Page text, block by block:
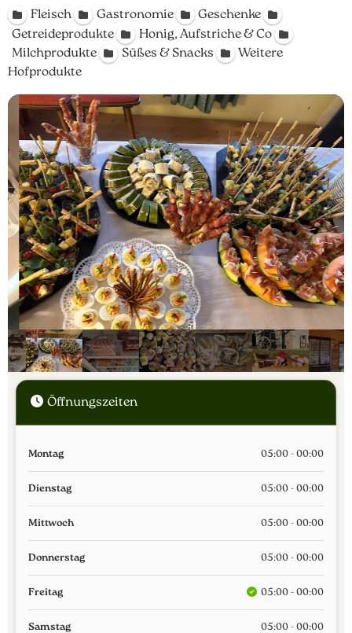
Fleisch Gastronomie
Geschenke
Getreideprodukte
Honig, Aufstriche & Co
Milchprodukte
Süßes & Snacks
Weitere
Hofprodukte
Öffnungszeiten
Montag 05:00 - 00:00
Dienstag 05:00 - 00:00
Mittwoch 05:00 - 00:00
Donnerstag 05:00 - 00:00
Freitag 05:00 - 00:00
Samstag 05:00 - 00:00